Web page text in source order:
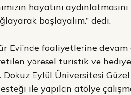
hayatını
başlayalım.” dedi.
Evi’nde faaliyetlerine devam
yöresel turistik ve
Dokuz Eylül Üniversitesi
ile yapılan atölye